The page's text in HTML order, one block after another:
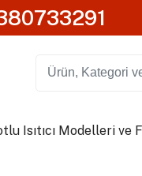
Isıtıcı Modelleri ve